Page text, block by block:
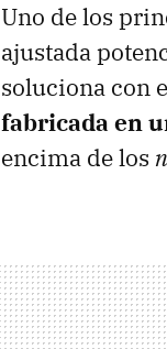
Uno de los
ajustada
soluciona con
fabricada en
encima de los